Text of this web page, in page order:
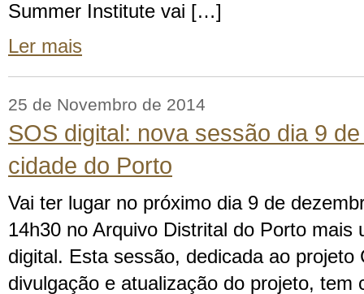
Summer Institute vai […]
Ler mais
25 de Novembro de 2014
SOS digital: nova sessão dia 9
cidade do Porto
Vai ter lugar no próximo dia 9 de
14h30 no Arquivo Distrital do Porto mais
digital. Esta sessão, dedicada ao projeto
divulgação e atualização do projeto, tem